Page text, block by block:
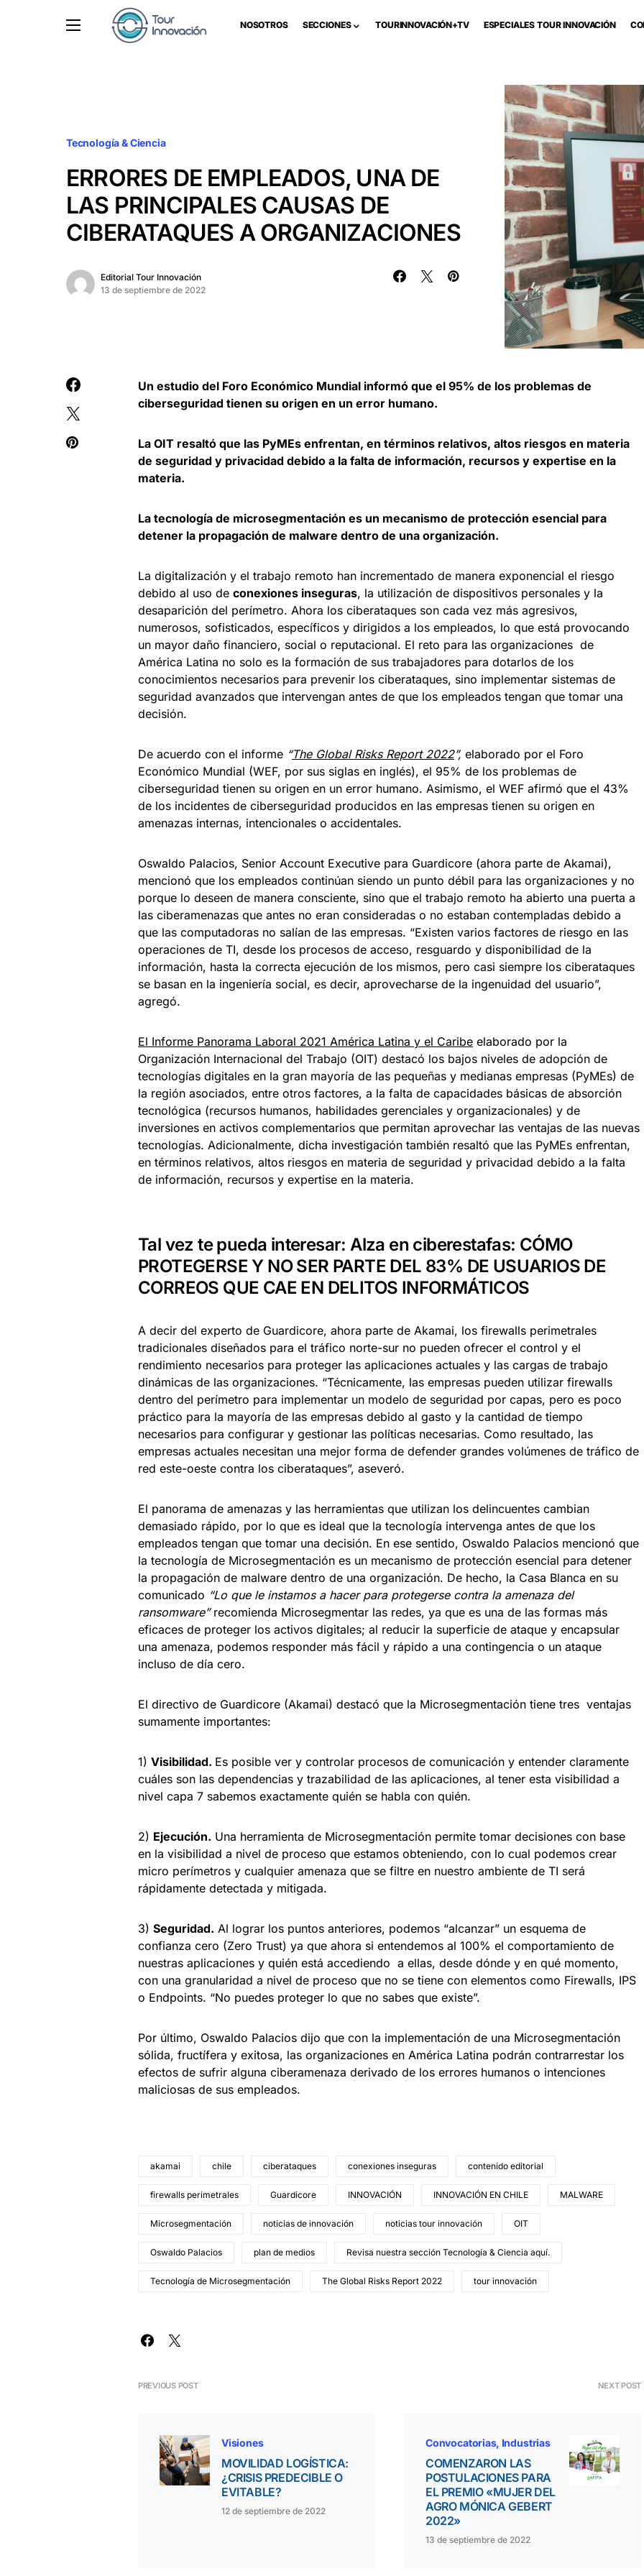
NOSOTROS SECCIONES TOURINNOVACIÓN+TV ESPECIALES TOUR INNOVACIÓN
Tecnología & Ciencia
ERRORES DE EMPLEADOS, UNA DE
LAS PRINCIPALES CAUSAS DE
CIBERATAQUES A ORGANIZACIONES
Editorial Tour Innovación
13 de septiembre de 2022
Un estudio del Foro Económico Mundial informó que el 95% de los problemas de
ciberseguridad tienen su origen en un error humano.
La OIT resaltó que las PyMEs enfrentan, en términos relativos, altos riesgos en materia
de seguridad y privacidad debido a la falta de información, recursos y expertise en la
materia.
La tecnología de microsegmentación es un mecanismo de protección esencial para
detener la propagación de malware dentro de una organización.
La digitalización y el trabajo remoto han incrementado de manera exponencial el riesgo
debido al uso de conexiones inseguras, la utilización de dispositivos personales y la
desaparición del perímetro. Ahora los ciberataques son cada vez más agresivos,
numerosos, sofisticados, específicos y dirigidos a los empleados, lo que está provocando
un mayor daño financiero, social o reputacional. El reto para las organizaciones de
América Latina no solo es la formación de sus trabajadores para dotarlos de los
conocimientos necesarios para prevenir los ciberataques, sino implementar sistemas de
seguridad avanzados que intervengan antes de que los empleados tengan que tomar una
decisión.
De acuerdo con el informe “The Global Risks Report 2022”, elaborado por el Foro
Económico Mundial (WEF, por sus siglas en inglés), el 95% de los problemas de
ciberseguridad tienen su origen en un error humano. Asimismo, el WEF afirmó que el 43%
de los incidentes de ciberseguridad producidos en las empresas tienen su origen en
amenazas internas, intencionales o accidentales.
Oswaldo Palacios, Senior Account Executive para Guardicore (ahora parte de Akamai),
mencionó que los empleados continúan siendo un punto débil para las organizaciones y no
porque lo deseen de manera consciente, sino que el trabajo remoto ha abierto una puerta a
las ciberamenazas que antes no eran consideradas o no estaban contempladas debido a
que las computadoras no salían de las empresas. “Existen varios factores de riesgo en las
operaciones de TI, desde los procesos de acceso, resguardo y disponibilidad de la
información, hasta la correcta ejecución de los mismos, pero casi siempre los ciberataques
se basan en la ingeniería social, es decir, aprovecharse de la ingenuidad del usuario”,
agregó.
El Informe Panorama Laboral 2021 América Latina y el Caribe elaborado por la
Organización Internacional del Trabajo (OIT) destacó los bajos niveles de adopción de
tecnologías digitales en la gran mayoría de las pequeñas y medianas empresas (PyMEs) de
la región asociados, entre otros factores, a la falta de capacidades básicas de absorción
tecnológica (recursos humanos, habilidades gerenciales y organizacionales) y de
inversiones en activos complementarios que permitan aprovechar las ventajas de las nuevas
tecnologías. Adicionalmente, dicha investigación también resaltó que las PyMEs enfrentan,
en términos relativos, altos riesgos en materia de seguridad y privacidad debido a la falta
de información, recursos y expertise en la materia.
Tal vez te pueda interesar:Alza en ciberestafas: CÓMO
PROTEGERSE Y NO SER PARTE DEL 83% DE USUARIOS DE
CORREOS QUE CAE EN DELITOS INFORMÁTICOS
A decir del experto de Guardicore, ahora parte de Akamai, los firewalls perimetrales
tradicionales diseñados para el tráfico norte-sur no pueden ofrecer el control y el
rendimiento necesarios para proteger las aplicaciones actuales y las cargas de trabajo
dinámicas de las organizaciones. “Técnicamente, las empresas pueden utilizar firewalls
dentro del perímetro para implementar un modelo de seguridad por capas, pero es poco
práctico para la mayoría de las empresas debido al gasto y la cantidad de tiempo
necesarios para configurar y gestionar las políticas necesarias. Como resultado, las
empresas actuales necesitan una mejor forma de defender grandes volúmenes de tráfico de
red este-oeste contra los ciberataques”, aseveró.
El panorama de amenazas y las herramientas que utilizan los delincuentes cambian
demasiado rápido, por lo que es ideal que la tecnología intervenga antes de que los
empleados tengan que tomar una decisión. En ese sentido, Oswaldo Palacios mencionó que
la tecnología de Microsegmentación es un mecanismo de protección esencial para detener
la propagación de malware dentro de una organización. De hecho, la Casa Blanca en su
comunicado “Lo que le instamos a hacer para protegerse contra la amenaza del
ransomware”recomienda Microsegmentar las redes, ya que es una de las formas más
eficaces de proteger los activos digitales; al reducir la superficie de ataque y encapsular
una amenaza, podemos responder más fácil y rápido a una contingencia o un ataque
incluso de día cero.
El directivo de Guardicore (Akamai) destacó que la Microsegmentación tiene tres ventajas
sumamente importantes:
1) Visibilidad. Es posible ver y controlar procesos de comunicación y entender claramente
cuáles son las dependencias y trazabilidad de las aplicaciones, al tener esta visibilidad a
nivel capa 7 sabemos exactamente quién se habla con quién.
2) Ejecución. Una herramienta de Microsegmentación permite tomar decisiones con base
en la visibilidad a nivel de proceso que estamos obteniendo, con lo cual podemos crear
micro perímetros y cualquier amenaza que se filtre en nuestro ambiente de TI será
rápidamente detectada y mitigada.
3) Seguridad. Al lograr los puntos anteriores, podemos “alcanzar” un esquema de
confianza cero (Zero Trust) ya que ahora si entendemos al 100% el comportamiento de
nuestras aplicaciones y quién está accediendo a ellas, desde dónde y en qué momento,
con una granularidad a nivel de proceso que no se tiene con elementos como Firewalls, IPS
o Endpoints. “No puedes proteger lo que no sabes que existe”.
Por último, Oswaldo Palacios dijo que con la implementación de una Microsegmentación
sólida, fructífera y exitosa, las organizaciones en América Latina podrán contrarrestar los
efectos de sufrir alguna ciberamenaza derivado de los errores humanos o intenciones
maliciosas de sus empleados.
akamai chile ciberataques conexiones inseguras contenido editorial
firewalls perimetrales Guardicore INNOVACIÓN INNOVACIÓN EN CHILE MALWARE
Microsegmentación noticias de innovación noticias tour innovación OIT
Oswaldo Palacios plan de medios Revisa nuestra sección Tecnología & Ciencia aquí.
Tecnología de Microsegmentación The Global Risks Report 2022 tour innovación
PREVIOUS POST
Visiones
MOVILIDAD LOGÍSTICA:
¿CRISIS PREDECIBLE O
EVITABLE?
12 de septiembre de 2022
NEXT POST
Convocatorias Industrias
COMENZARON LAS
POSTULACIONES PARA
EL PREMIO «MUJER DEL
AGRO MÓNICA GEBERT
2022»
13 de septiembre de 2022